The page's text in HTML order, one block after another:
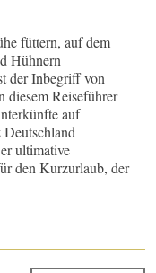
füttern, auf dem
Hühnern
der Inbegriff von
Reiseführer
auf
ultimative
den Kurzurlaub, der